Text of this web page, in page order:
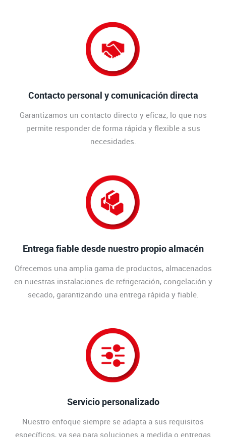
Contacto personal y comunicación directa
Garantizamos un contacto directo y eficaz, lo que nos
permite responder de forma rápida y flexible a sus
necesidades.
Entrega fiable desde nuestro propio almacén
Ofrecemos una amplia gama de productos, almacenados
en nuestras instalaciones de refrigeración, congelación y
secado, garantizando una entrega rápida y fiable.
Servicio personalizado
Nuestro enfoque siempre se adapta a sus requisitos
específicos, ya sea para soluciones a medida o entregas